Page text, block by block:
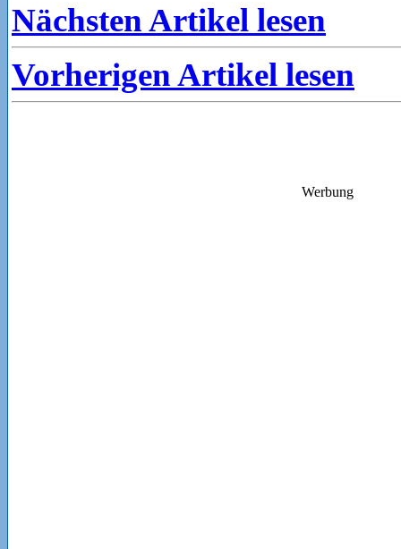
Nächsten Artikel lesen
Vorherigen Artikel lesen
Werbung